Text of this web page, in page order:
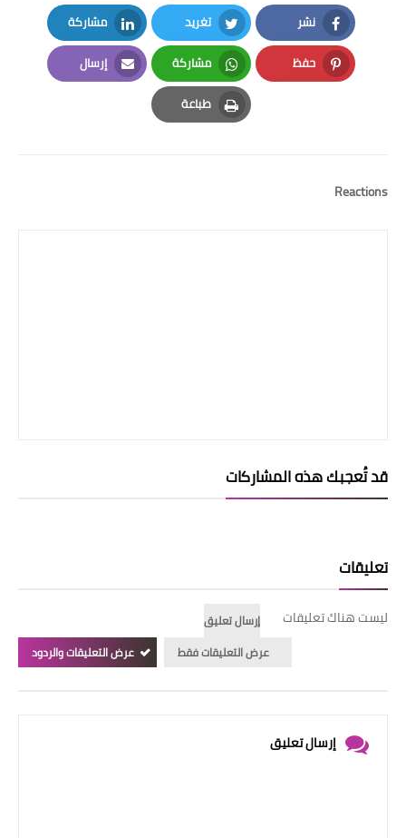
نشر
Facebook
تغريد
Twitter
مشاركة
LinkedIn
حفظ
Pinterest
مشاركة
Whatsapp
إرسال
Email
طباعة
Print
Reactions
قد تُعجبك هذه المشاركات
تعليقات
ليست هناك تعليقات
إرسال تعليق
عرض التعليقات فقط
عرض التعليقات والردود
إرسال تعليق